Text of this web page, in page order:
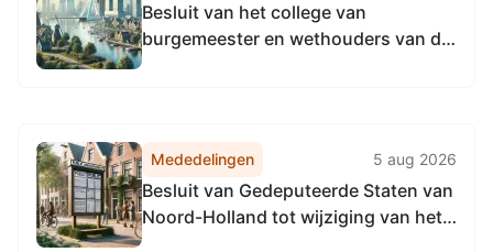
Besluit van het college van
burgemeester en wethouders van de
per 1 september 2026 op € 0
Mededelingen 5 aug 2026
Besluit van Gedeputeerde Staten van
Noord-Holland tot wijziging van het